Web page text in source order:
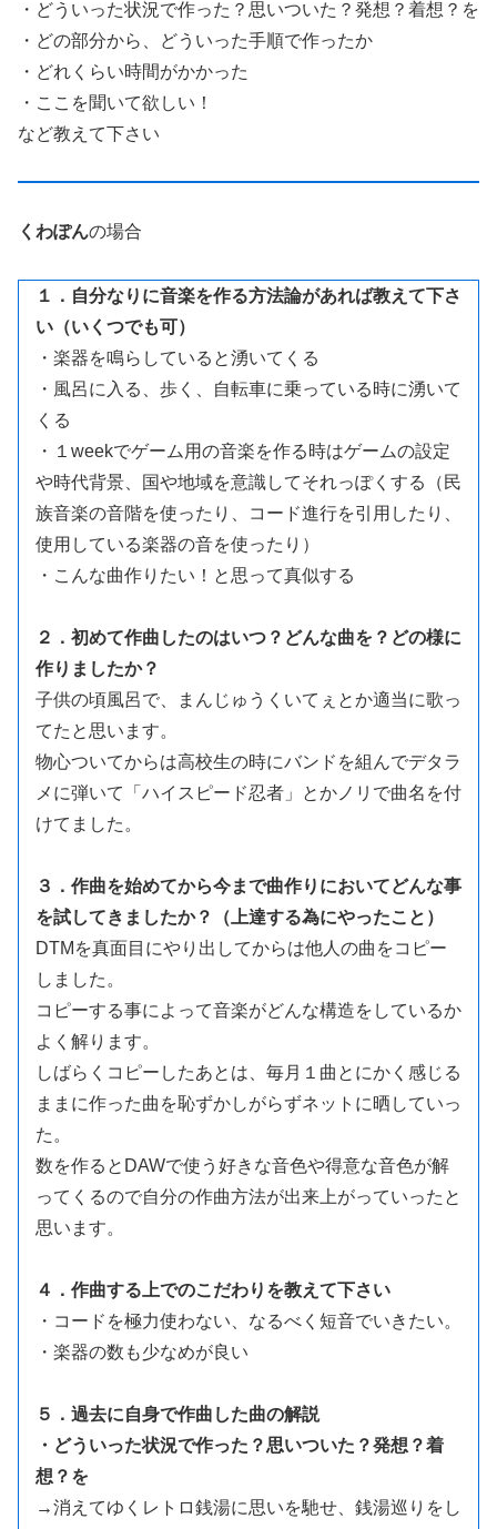
・どういった状況で作った？思いついた？発想？着想？を
・どの部分から、どういった手順で作ったか
・どれくらい時間がかかった
・ここを聞いて欲しい！
など教えて下さい
くわぽんの場合
１．自分なりに音楽を作る方法論があれば教えて下さ
い（いくつでも可）
・楽器を鳴らしていると湧いてくる
・風呂に入る、歩く、自転車に乗っている時に湧いて
くる
・１weekでゲーム用の音楽を作る時はゲームの設定
や時代背景、国や地域を意識してそれっぽくする（民
族音楽の音階を使ったり、コード進行を引用したり、
使用している楽器の音を使ったり）
・こんな曲作りたい！と思って真似する
２．初めて作曲したのはいつ？どんな曲を？どの様に
作りましたか？
子供の頃風呂で、まんじゅうくいてぇとか適当に歌っ
てたと思います。
物心ついてからは高校生の時にバンドを組んでデタラ
メに弾いて「ハイスピード忍者」とかノリで曲名を付
けてました。
３．作曲を始めてから今まで曲作りにおいてどんな事
を試してきましたか？（上達する為にやったこと）
DTMを真面目にやり出してからは他人の曲をコピー
しました。
コピーする事によって音楽がどんな構造をしているか
よく解ります。
しばらくコピーしたあとは、毎月１曲とにかく感じる
ままに作った曲を恥ずかしがらずネットに晒していっ
た。
数を作るとDAWで使う好きな音色や得意な音色が解
ってくるので自分の作曲方法が出来上がっていったと
思います。
４．作曲する上でのこだわりを教えて下さい
・コードを極力使わない、なるべく短音でいきたい。
・楽器の数も少なめが良い
５．過去に自身で作曲した曲の解説
・どういった状況で作った？思いついた？発想？着
想？を
→消えてゆくレトロ銭湯に思いを馳せ、銭湯巡りをし